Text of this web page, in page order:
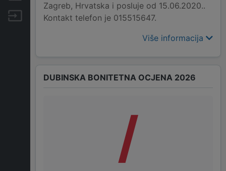
Izvoz
Zagreb, Hrvatska i posluje od 15.06.2020..
Kontakt telefon je 015515647.
Više informacija
DUBINSKA BONITETNA OCJENA 2026
/